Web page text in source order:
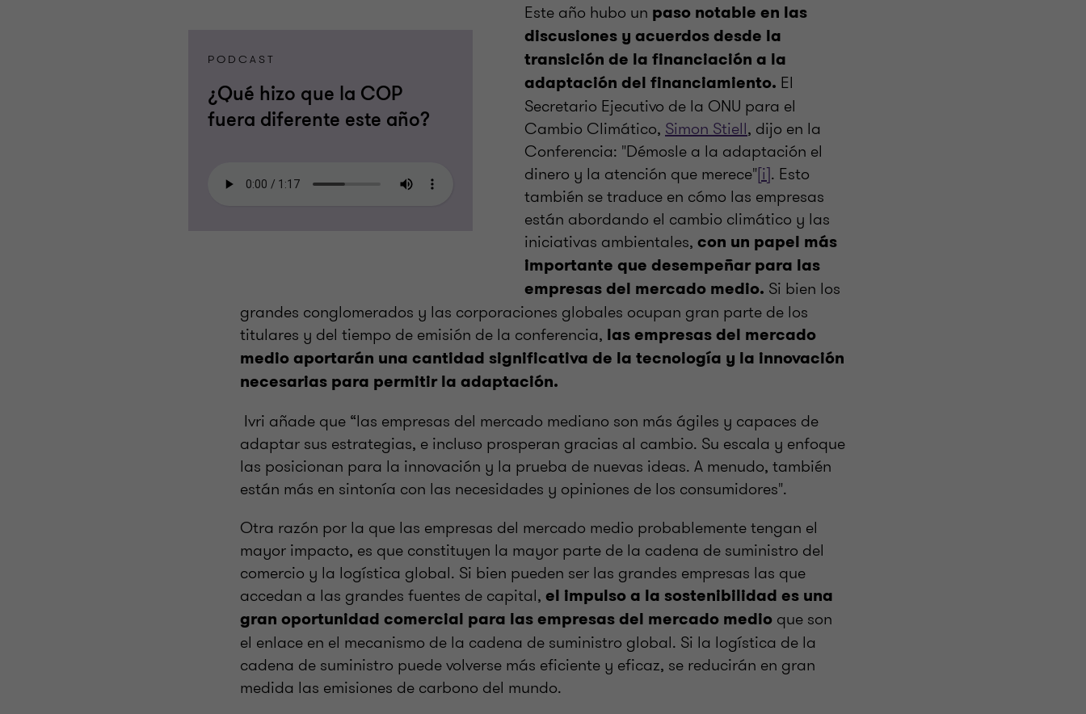
PODCAST
¿Qué hizo que la COP
fuera diferente este año?
Este año hubo un paso notable en las
discusiones y acuerdos desde la
transición de la financiación a la
adaptación del financiamiento. El
Secretario Ejecutivo de la ONU para el
Cambio Climático, Simon Stiell, dijo en la
Conferencia: "Démosle a la adaptación el
dinero y la atención que merece"[i]. Esto
también se traduce en cómo las empresas
están abordando el cambio climático y las
iniciativas ambientales, con un papel más
importante que desempeñar para las
empresas del mercado medio. Si bien los
grandes conglomerados y las corporaciones globales ocupan gran parte de los
titulares y del tiempo de emisión de la conferencia, las empresas del mercado
medio aportarán una cantidad significativa de la tecnología y la innovación
necesarias para permitir la adaptación.
Ivri añade que “las empresas del mercado mediano son más ágiles y capaces de
adaptar sus estrategias, e incluso prosperan gracias al cambio. Su escala y enfoque
las posicionan para la innovación y la prueba de nuevas ideas. A menudo, también
están más en sintonía con las necesidades y opiniones de los consumidores".
Otra razón por la que las empresas del mercado medio probablemente tengan el
mayor impacto, es que constituyen la mayor parte de la cadena de suministro del
comercio y la logística global. Si bien pueden ser las grandes empresas las que
accedan a las grandes fuentes de capital, el impulso a la sostenibilidad es una
gran oportunidad comercial para las empresas del mercado medio que son
el enlace en el mecanismo de la cadena de suministro global. Si la logística de la
cadena de suministro puede volverse más eficiente y eficaz, se reducirán en gran
medida las emisiones de carbono del mundo.